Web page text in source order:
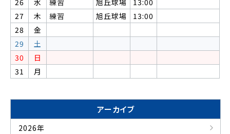
26
水 練習 旭丘球場
13:00
27
木 練習 旭丘球場
13:00
28
金
29
土
30
日
31
月
アーカイブ
2026年